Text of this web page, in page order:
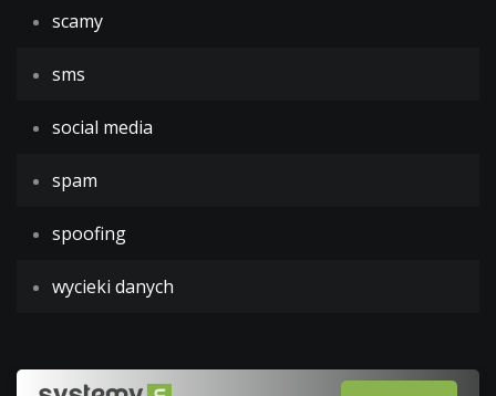
scamy
sms
social media
spam
spoofing
wycieki danych